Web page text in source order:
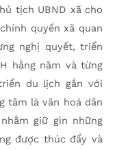
tịch UBND xã cho
quyền xã quan
nghị quyết, triển
hằng năm và từng
du lịch gắn với
tâm là văn hoá dân
giữ gìn những
được thúc đẩy và